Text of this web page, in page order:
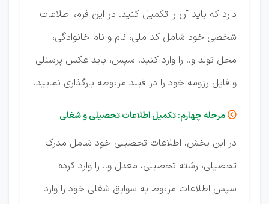
دارد که باید آن را تکمیل کنید. در این فرم، اطلاعات
شخصی خود شامل کد ملی، نام و نام خانوادگی،
محل تولد و.. را وارد کنید. سپس، باید عکس پرسنلی
و فایل رزومه خود را در فیلد مربوطه بارگذاری نمایید.
 مرحله چهارم: تکمیل اطلاعات تحصیلی و شغلی
در این بخش، اطلاعات تحصیلی خود شامل مدرک
تحصیلی، رشته تحصیلی، معدل و.. را وارد کرده
سپس اطلاعات مربوط به سوابق شغلی خود را وارد